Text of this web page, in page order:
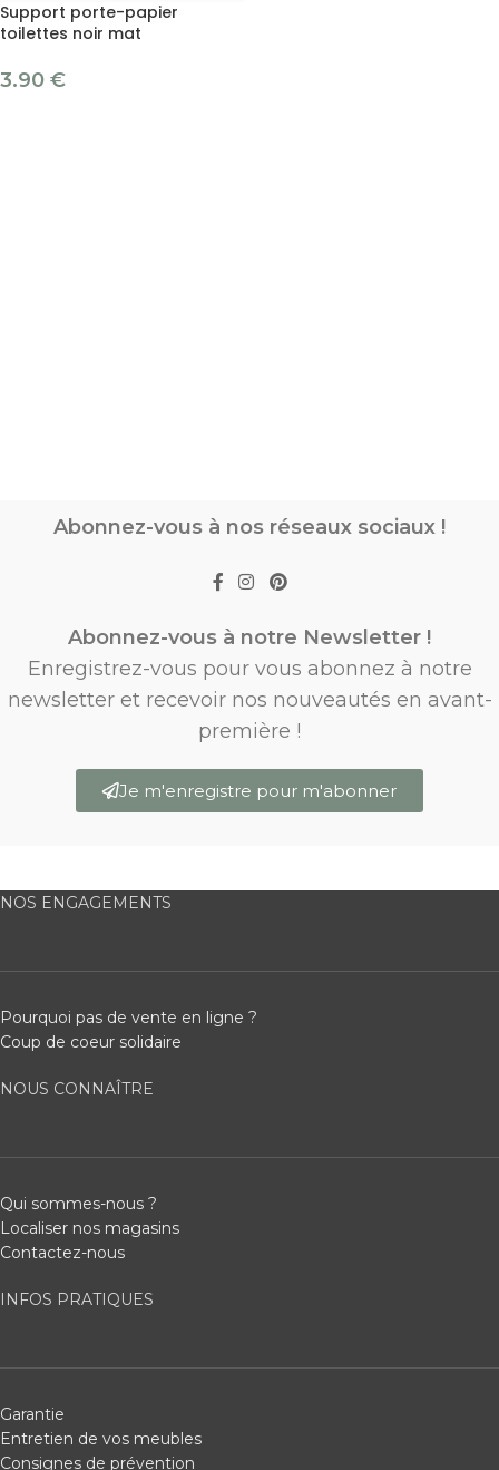
Support porte-papier
toilettes noir mat
3.90 €
Abonnez-vous à nos réseaux sociaux !
Abonnez-vous à notre Newsletter !
Enregistrez-vous pour vous abonnez à notre
newsletter et recevoir nos nouveautés en avant-
première !
Je m'enregistre pour m'abonner
NOS ENGAGEMENTS
Pourquoi pas de vente en ligne ?
Coup de coeur solidaire
NOUS CONNAÎTRE
Qui sommes-nous ?
Localiser nos magasins
Contactez-nous
INFOS PRATIQUES
Garantie
Entretien de vos meubles
Consignes de prévention